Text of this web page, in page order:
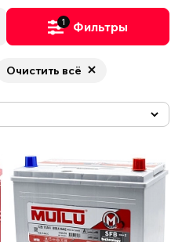
1 Фильтры
Очистить всё